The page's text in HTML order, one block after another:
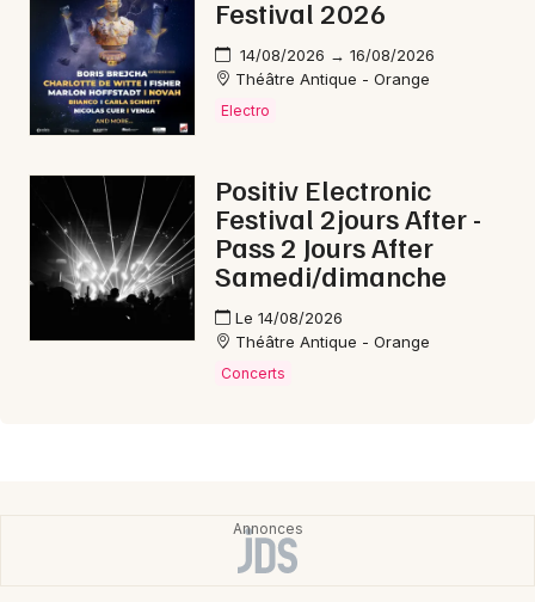
Festival 2026
14/08/2026 → 16/08/2026
Théâtre Antique - Orange
Electro
Positiv Electronic
Festival 2jours After -
Pass 2 Jours After
Samedi/dimanche
Le 14/08/2026
Théâtre Antique - Orange
Concerts